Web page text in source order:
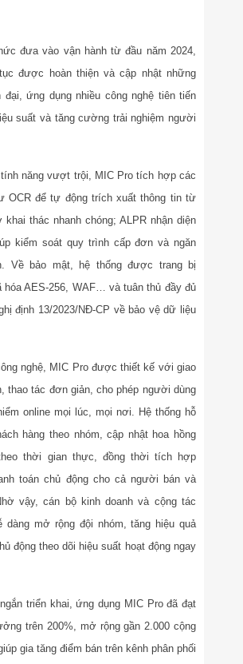
đưa vào vận hành từ đầu năm 2024,
được hoàn thiện và cập nhật những
đại, ứng dụng nhiều công nghệ tiên tiến
suất và tăng cường trải nghiệm người
năng vượt trội, MIC Pro tích hợp các
OCR để tự động trích xuất thông tin từ
thác nhanh chóng; ALPR nhận diện
kiểm soát quy trình cấp đơn và ngăn
Về bảo mật, hệ thống được trang bị
AES-256, WAF… và tuân thủ đầy đủ
định 13/2023/NĐ-CP về bảo vệ dữ liệu
nghệ, MIC Pro được thiết kế với giao
thao tác đơn giản, cho phép người dùng
online mọi lúc, mọi nơi. Hệ thống hỗ
hàng theo nhóm, cập nhật hoa hồng
thời gian thực, đồng thời tích hợp
toán chủ động cho cả người bán và
vậy, cán bộ kinh doanh và cộng tác
dàng mở rộng đội nhóm, tăng hiệu quả
động theo dõi hiệu suất hoạt động ngay
triển khai, ứng dụng MIC Pro đã đạt
trên 200%, mở rộng gần 2.000 cộng
gia tăng điểm bán trên kênh phân phối